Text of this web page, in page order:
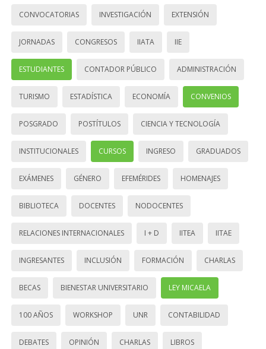
CONVOCATORIAS INVESTIGACIÓN EXTENSIÓN
JORNADAS CONGRESOS IIATA IIE
ESTUDIANTES CONTADOR PÚBLICO ADMINISTRACIÓN
TURISMO ESTADÍSTICA ECONOMÍA CONVENIOS
POSGRADO POSTÍTULOS CIENCIA Y TECNOLOGÍA
INSTITUCIONALES CURSOS INGRESO GRADUADOS
EXÁMENES GÉNERO EFEMÉRIDES HOMENAJES
BIBLIOTECA DOCENTES NODOCENTES
RELACIONES INTERNACIONALES I + D IITEA IITAE
INGRESANTES INCLUSIÓN FORMACIÓN CHARLAS
BECAS BIENESTAR UNIVERSITARIO LEY MICAELA
100 AÑOS WORKSHOP UNR CONTABILIDAD
DEBATES OPINIÓN CHARLAS LIBROS